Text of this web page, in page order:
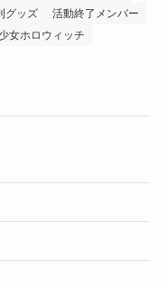
グッズ
活動終了メンバー
女ホロウィッチ